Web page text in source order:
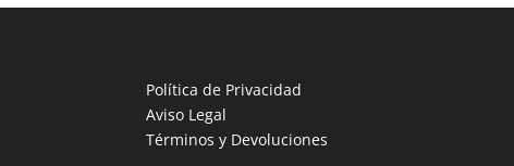
Política de Privacidad
Aviso Legal
Términos y Devoluciones